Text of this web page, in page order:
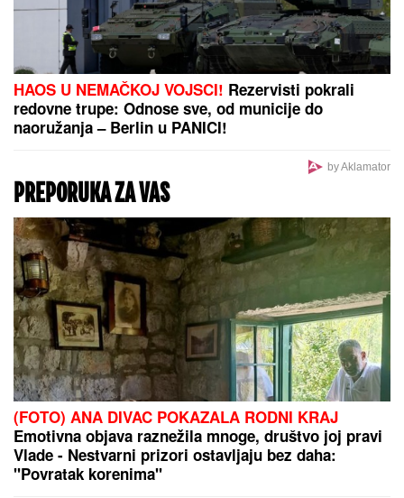
ČETIRI HELIKOPTERA U VAZDUHU,
BUKTI 1.500 HEKTARA:Dačić
objavio dramatičan snimak iz
Deliblatske peščare: Umorni su, ali
ne staju